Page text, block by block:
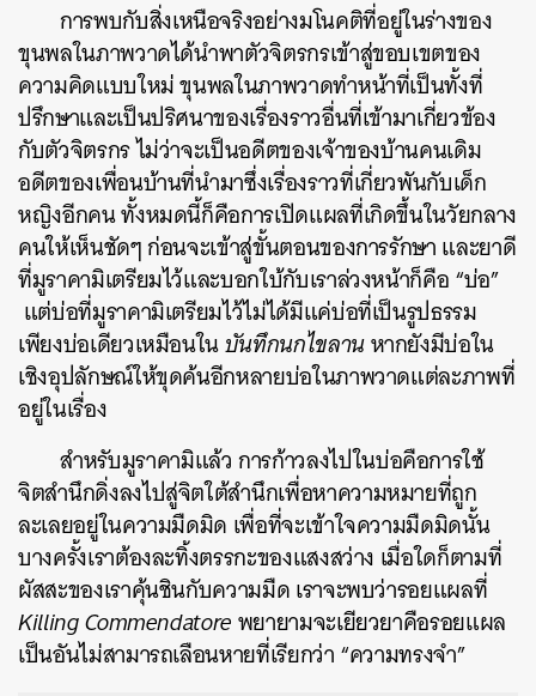
การพบกับสิ่งเหนือจริงอย่างมโนคติที่อยู่ในร่างของ
ขุนพลในภาพวาดได้นำพาตัวจิตรกรเข้าสู่ขอบเขตของ
ความคิดแบบใหม่ ขุนพลในภาพวาดทำหน้าที่เป็นทั้งที่
ปรึกษาและเป็นปริศนาของเรื่องราวอื่นที่เข้ามาเกี่ยวข้อง
กับตัวจิตรกร ไม่ว่าจะเป็นอดีตของเจ้าของบ้านคนเดิม
อดีตของเพื่อนบ้านที่นำมาซึ่งเรื่องราวที่เกี่ยวพันกับเด็ก
หญิงอีกคน ทั้งหมดนี้ก็คือการเปิดแผลที่เกิดขึ้นในวัยกลาง
คนให้เห็นชัดๆ ก่อนจะเข้าสู่ขั้นตอนของการรักษา และยาดี
ที่มูราคามิเตรียมไว้และบอกใบ้กับเราล่วงหน้าก็คือ “บ่อ”
แต่บ่อที่มูราคามิเตรียมไว้ไม่ได้มีแค่บ่อที่เป็นรูปธรรม
เพียงบ่อเดียวเหมือนในบันทึกนกไขลานหากยังมีบ่อใน
เชิงอุปลักษณ์ให้ขุดค้นอีกหลายบ่อในภาพวาดแต่ละภาพที่
อยู่ในเรื่อง
สำหรับมูราคามิแล้ว การก้าวลงไปในบ่อคือการใช้
จิตสำนึกดิ่งลงไปสู่จิตใต้สำนึกเพื่อหาความหมายที่ถูก
ละเลยอยู่ในความมืดมิด เพื่อที่จะเข้าใจความมืดมิดนั้น
บางครั้งเราต้องละทิ้งตรรกะของแสงสว่าง เมื่อใดก็ตามที่
ผัสสะของเราคุ้นชินกับความมืด เราจะพบว่ารอยแผลที่
Killing Commendatoreพยายามจะเยียวยาคือรอยแผล
เป็นอันไม่สามารถเลือนหายที่เรียกว่า “ความทรงจำ”